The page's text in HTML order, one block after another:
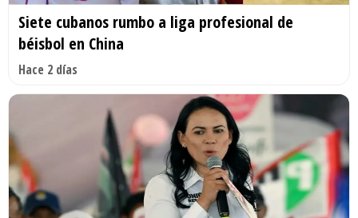
Siete cubanos rumbo a liga profesional de
béisbol en China
Hace 2 días